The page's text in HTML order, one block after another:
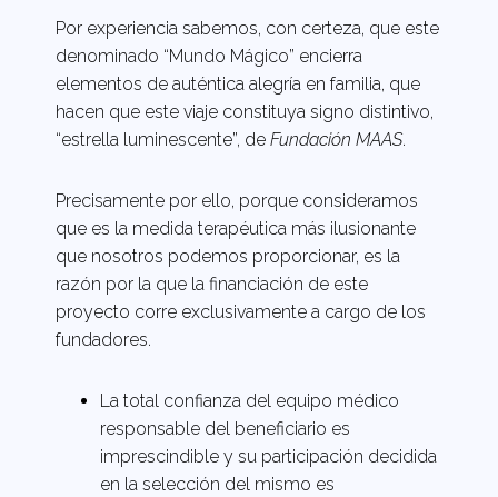
Por experiencia sabemos, con certeza, que este
denominado “Mundo Mágico” encierra
elementos de auténtica alegría en familia, que
hacen que este viaje constituya signo distintivo,
“estrella luminescente”, de Fundación MAAS.
Precisamente por ello, porque consideramos
que es la medida terapéutica más ilusionante
que nosotros podemos proporcionar, es la
razón por la que la financiación de este
proyecto corre exclusivamente a cargo de los
fundadores.
La total confianza del equipo médico
responsable del beneficiario es
imprescindible y su participación decidida
en la selección del mismo es